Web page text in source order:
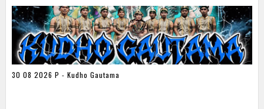
30 08 2026 P - Kudho Gautama